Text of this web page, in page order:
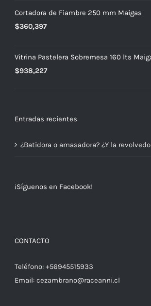
Cortadora de Fiambre 250 mm Maigas
$360,397
Vitrina Pastelera Sobremesa 160 lts
$938,227
Entradas recientes
¿Batidora o amasadora? ¿Y la
¡Síguenos en Facebook!
CONTACTO
Teléfono: +56945515933
Email: cezambrano@raceanni.cl